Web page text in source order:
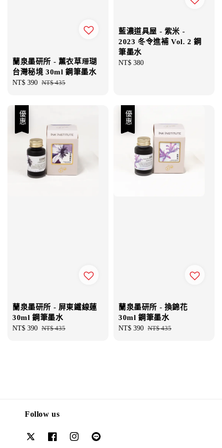
蘭泉墨研所 - 薰衣草珊瑚
台灣秘境 30ml 鋼筆墨水
Sale
NT$ 390 Regular
NT$ 435
藍濃道具屋 - 紫米 -
2023 冬令進補 Vol. 2 鋼
筆墨水
Regular
NT$ 380
優惠
蘭泉墨研所 - 屏東鐵線蓮
30ml 鋼筆墨水
Sale
NT$ 390 Regular
NT$ 435
優惠
蘭泉墨研所 - 換錦花
30ml 鋼筆墨水
Sale
NT$ 390 Regular
NT$ 435
Follow us